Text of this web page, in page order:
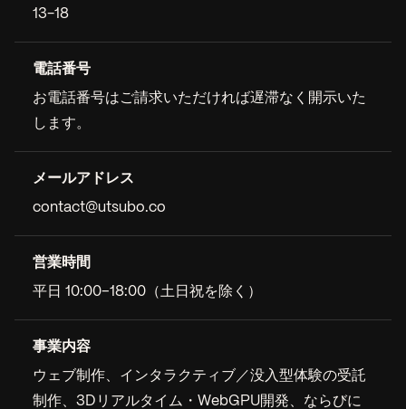
13-18
電話番号
お電話番号はご請求いただければ遅滞なく開示いた
します。
メールアドレス
contact@utsubo.co
営業時間
平日 10:00–18:00（土日祝を除く）
事業内容
ウェブ制作、インタラクティブ／没入型体験の受託
制作、3Dリアルタイム・WebGPU開発、ならびに